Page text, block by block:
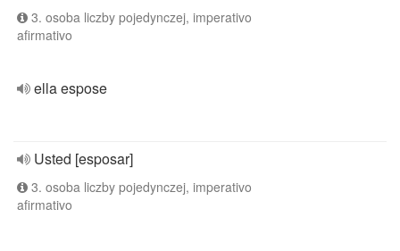
3. osoba liczby pojedynczej, imperativo
afirmativo
ella espose
Usted [esposar]
3. osoba liczby pojedynczej, imperativo
afirmativo